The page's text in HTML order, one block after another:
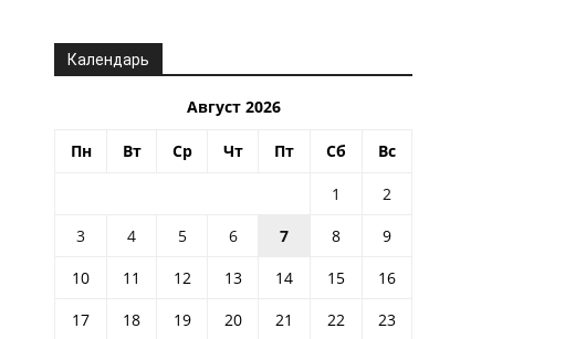
Календарь
Август 2026
Пн Вт Ср Чт Пт Сб Вс
1
2
3
4 5 6 7 8
9
10
11 12 13 14 15
16
17
18 19 20 21 22
23